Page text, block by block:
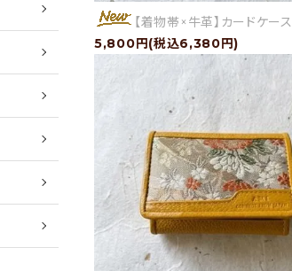
【着物帯×牛革】カードケース
5,800円(税込6,380円)